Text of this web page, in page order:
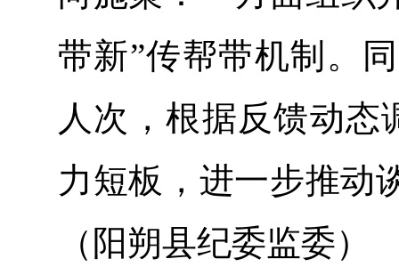
带新”传帮带机制。
人次，根据反馈动
力短板，进一步推动
（阳朔县纪委监委）